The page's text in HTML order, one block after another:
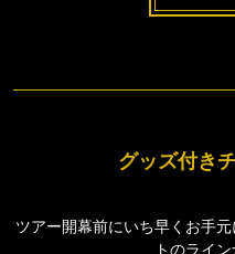
グッズ付き
ツアー開幕前にいち早くお手
トのライ